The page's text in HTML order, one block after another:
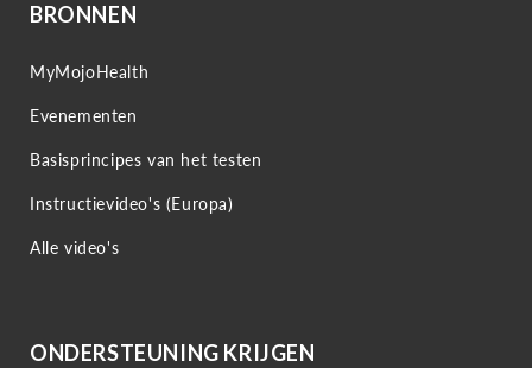
BRONNEN
MyMojoHealth
Evenementen
Basisprincipes van het testen
Instructievideo's (Europa)
Alle video's
ONDERSTEUNING KRIJGEN